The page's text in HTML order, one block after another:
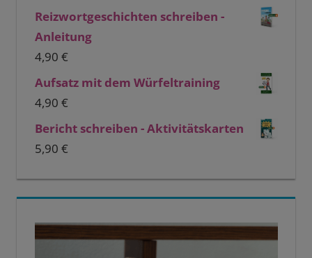
Reizwortgeschichten schreiben -
Anleitung
4,90 €
Aufsatz mit dem Würfeltraining
4,90 €
Bericht schreiben - Aktivitätskarten
5,90 €